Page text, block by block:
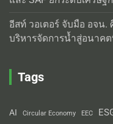
อีสท์ วอเตอร์ จับมือ อจน.
บริหารจัดการน้ำสู่อนาค
Tags
AI Circular Economy EEC